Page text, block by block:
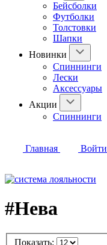
Бейсболки
Футболки
Толстовки
Шапки
Новинки
Спиннинги
Лески
Аксессуары
Акции
Спиннинги
Главная Войти
#Нева
Показать: